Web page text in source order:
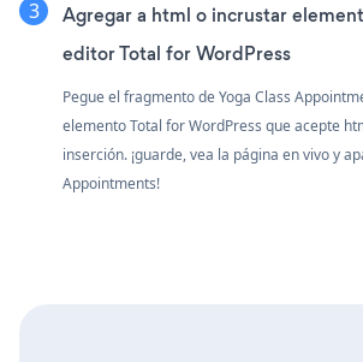
Agregar a html o incrustar
editor Total for WordPress
Pegue el fragmento de Yoga Class
elemento Total for WordPress que acepte
inserción. ¡guarde, vea la página en vivo y
Appointments!